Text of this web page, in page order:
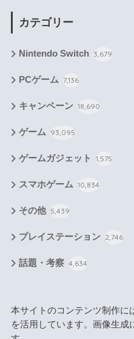
カテゴリー
Nintendo Switch 3,679
PCゲーム 7,136
キャンペーン 18,690
ゲーム 93,095
ゲームガジェット 1,575
スマホゲーム 10,834
その他 5,439
プレイステーション 2,746
話題・考察 4,634
本サイトのコンテンツ制作に
を活用しています。画像生成